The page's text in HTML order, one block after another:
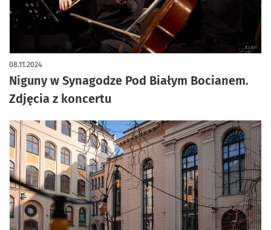
Niguny w Synagodze Pod Białym Bocianem.
Zdjęcia z koncertu
08.11.2024
artykuł z galerią zdjęć